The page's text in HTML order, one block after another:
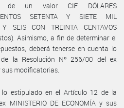
de un valor CIF DÓLARES
SETENTA Y SIETE MIL
Y SEIS CON TREINTA CENTAVOS
Asimismo, a fin de determinar el
deberá tenerse en cuenta lo
la Resolución Nº 256/00 del ex
sus modificatorias.
lo estipulado en el Artículo 12 de la
MINISTERIO DE ECONOMÍA y sus